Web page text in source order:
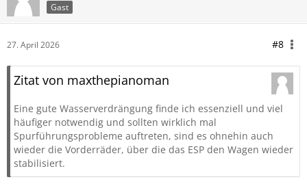
Gast
27. April 2026 #8
Zitat von maxthepianoman
Eine gute Wasserverdrängung finde ich essenziell und viel
häufiger notwendig und sollten wirklich mal
Spurführungsprobleme auftreten, sind es ohnehin auch
wieder die Vorderräder, über die das ESP den Wagen wieder
stabilisiert.